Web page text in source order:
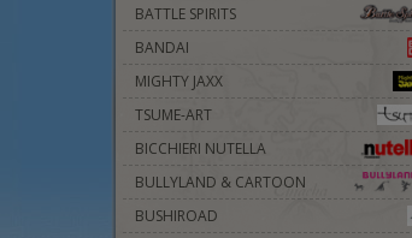
BATTLE SPIRITS
BANDAI
MIGHTY JAXX
TSUME-ART
BICCHIERI NUTELLA
BULLYLAND & CARTOON
BUSHIROAD